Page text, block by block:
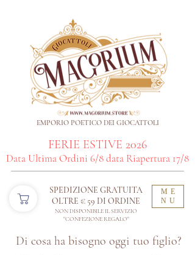
ME
NU
Di cosa ha bisogno oggi tuo figlio?
SPEDIZIONE GRATUITA
OLTRE € 59 DI ORDINE​
NON DISPONIBILE IL SERVIZIO
"CONFEZIONE REGALO"
EMPORIO POETICO DEI GIOCATTOLI
FERIE ESTIVE 2026
Data Ultima Ordini 6/8 data Riapertura 17/8